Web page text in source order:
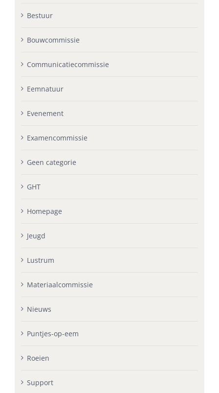
Bestuur
Bouwcommissie
Communicatiecommissie
Eemnatuur
Evenement
Examencommissie
Geen categorie
GHT
Homepage
Jeugd
Lustrum
Materiaalcommissie
Nieuws
Puntjes-op-eem
Roeien
Support